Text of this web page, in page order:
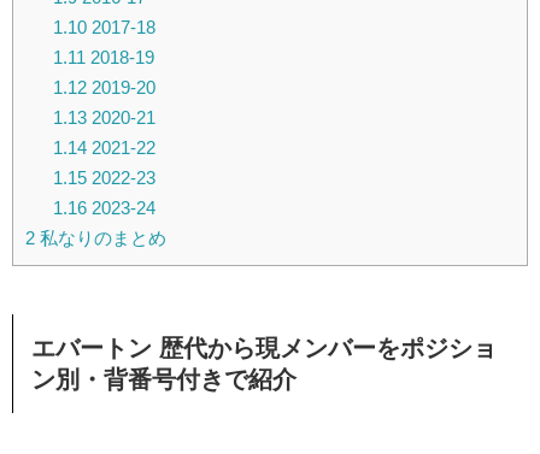
1.102017-18
1.11 2018-19
1.122019-20
1.132020-21
1.142021-22
1.152022-23
1.162023-24
2 私なりのまとめ
エバートン 歴代から現メンバーをポジショ
ン別・背番号付きで紹介